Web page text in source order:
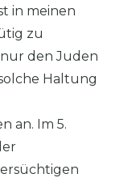
in meinen
zu
den Juden
Haltung
an. Im 5.